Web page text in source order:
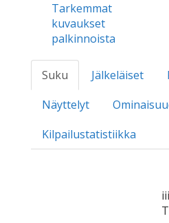
Tarkemmat
kuvaukset
palkinnoista
Suku Jälkeläiset
Näyttelyt
Kilpailustatistiikka